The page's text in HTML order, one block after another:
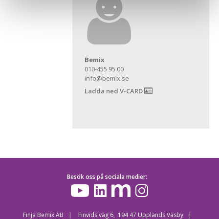
Bemix
010-455 95 00
info@bemix.se
Ladda ned V-CARD
Besök oss på sociala medier:
Finja Bemix AB Finvids väg 6, 194 47 Upplands Väsby